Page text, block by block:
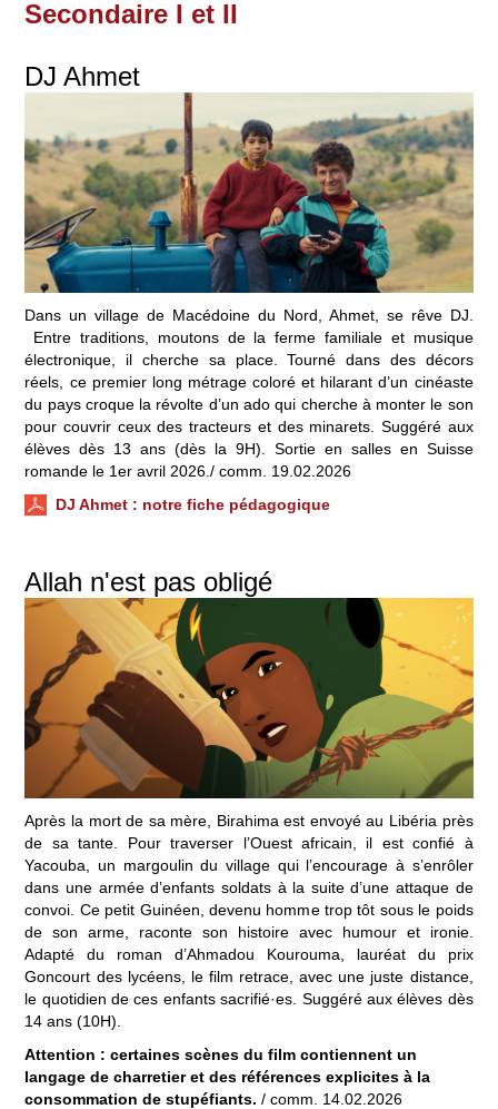
Secondaire I et II
DJ Ahmet
Dans un village de Macédoine du Nord, Ahmet, se rêve DJ.
Entre traditions, moutons de la ferme familiale et musique
électronique, il cherche sa place. Tourné dans des décors
réels, ce premier long métrage coloré et hilarant d’un cinéaste
du pays croque la révolte d’un ado qui cherche à monter le son
pour couvrir ceux des tracteurs et des minarets. Suggéré aux
élèves dès 13 ans (dès la 9H). Sortie en salles en Suisse
romande le 1er avril 2026./ comm. 19.02.2026
DJ Ahmet : notre fiche pédagogique
Allah n'est pas obligé
Après la mort de sa mère, Birahima est envoyé au Libéria près
de sa tante. Pour traverser l’Ouest africain, il est confié à
Yacouba, un margoulin du village qui l’encourage à s’enrôler
dans une armée d’enfants soldats à la suite d’une attaque de
convoi. Ce petit Guinéen, devenu homme trop tôt sous le poids
de son arme, raconte son histoire avec humour et ironie.
Adapté du roman d’Ahmadou Kourouma, lauréat du prix
Goncourt des lycéens, le film retrace, avec une juste distance,
le quotidien de ces enfants sacrifié·es. Suggéré aux élèves dès
14 ans (10H).
Attention : certaines scènes du film contiennent un
langage de charretier et des références explicites à la
consommation de stupéfiants./ comm. 14.02.2026